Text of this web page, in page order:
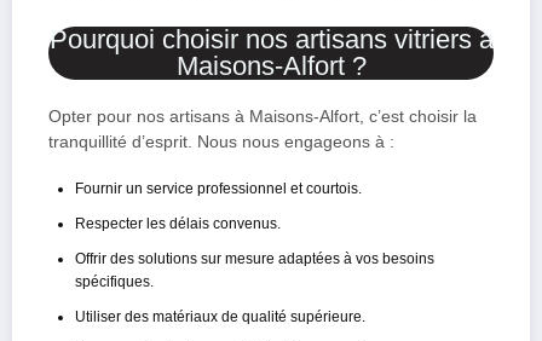
Pourquoi choisir nos artisans vitriers à
Maisons-Alfort ?
Opter pour nos artisans à Maisons-Alfort, c’est choisir la
tranquillité d’esprit. Nous nous engageons à :
Fournir un service professionnel et courtois.
Respecter les délais convenus.
Offrir des solutions sur mesure adaptées à vos besoins
spécifiques.
Utiliser des matériaux de qualité supérieure.